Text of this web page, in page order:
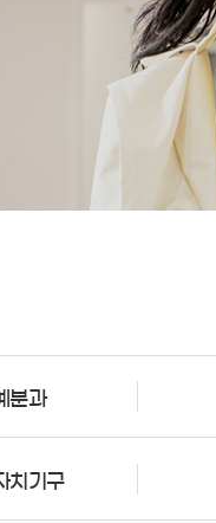
분과
치기구